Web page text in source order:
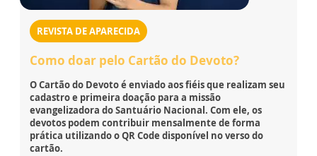
REVISTA DE APARECIDA
Como doar pelo Cartão do Devoto?
O Cartão do Devoto é enviado aos fiéis que realizam seu
cadastro e primeira doação para a missão
evangelizadora do Santuário Nacional. Com ele, os
devotos podem contribuir mensalmente de forma
prática utilizando o QR Code disponível no verso do
cartão.